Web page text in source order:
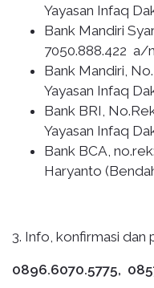
Yayasan Infaq
Bank Mandiri
7050.888.422 a/
Bank Mandiri,
Yayasan Infaq
Bank BRI,
Yayasan Infaq
Bank BCA,
Haryanto
3. Info, konfirmasi dan
0896.6070.5775,